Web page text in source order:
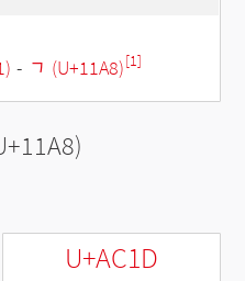
- ᆨ (U+11A8)[1]
U+AC1D